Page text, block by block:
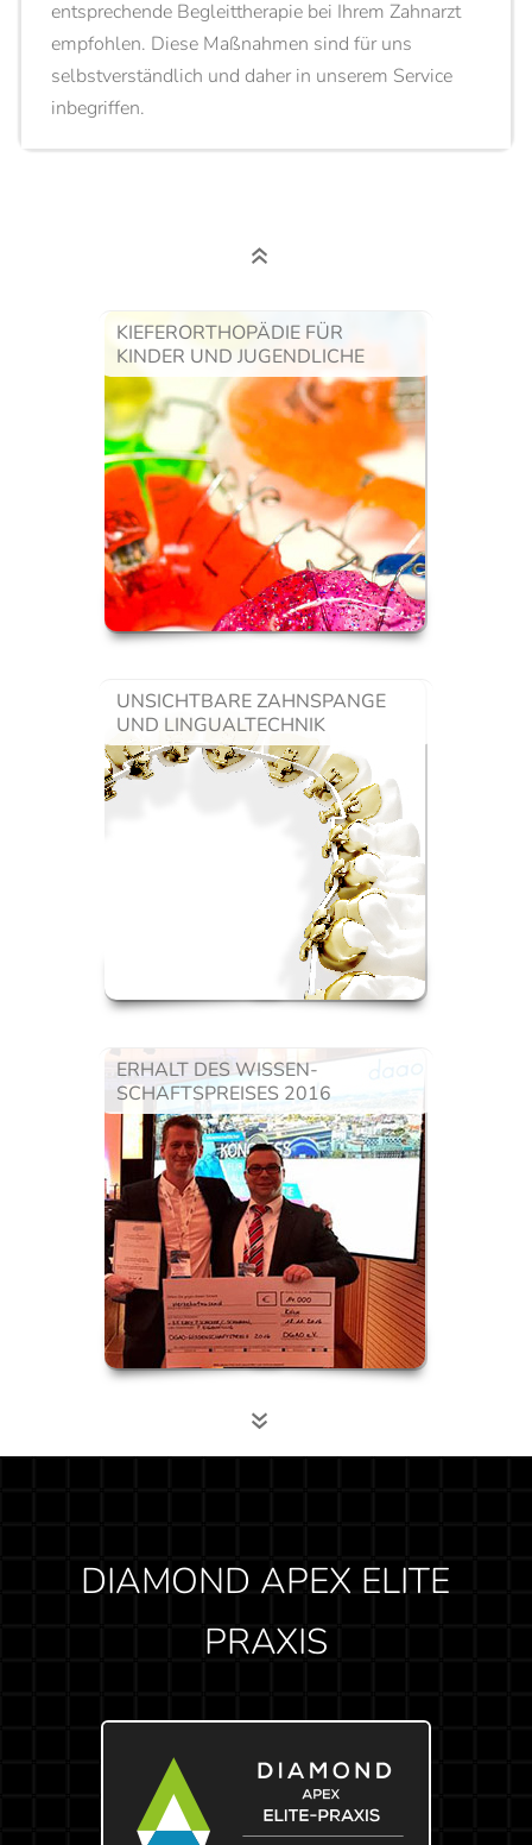
entsprechende Begleittherapie bei Ihrem Zahnarzt
empfohlen. Diese Maßnahmen sind für uns
selbstverständlich und daher in unserem Service
inbegriffen.
KIEFERORTHOPÄDIE FÜR
KINDER UND JUGENDLICHE
UNSICHTBARE ZAHNSPANGE
UND LINGUALTECHNIK
ERHALT DES WISSEN-
SCHAFTSPREISES 2016
INVISALIGN® CLEAR ALIGNER
TRANSPARENTE SCHIENEN
KIEFERORTHOPÄDIE FÜR
KINDER UND JUGENDLICHE
DIAMOND APEX ELITE
PRAXIS